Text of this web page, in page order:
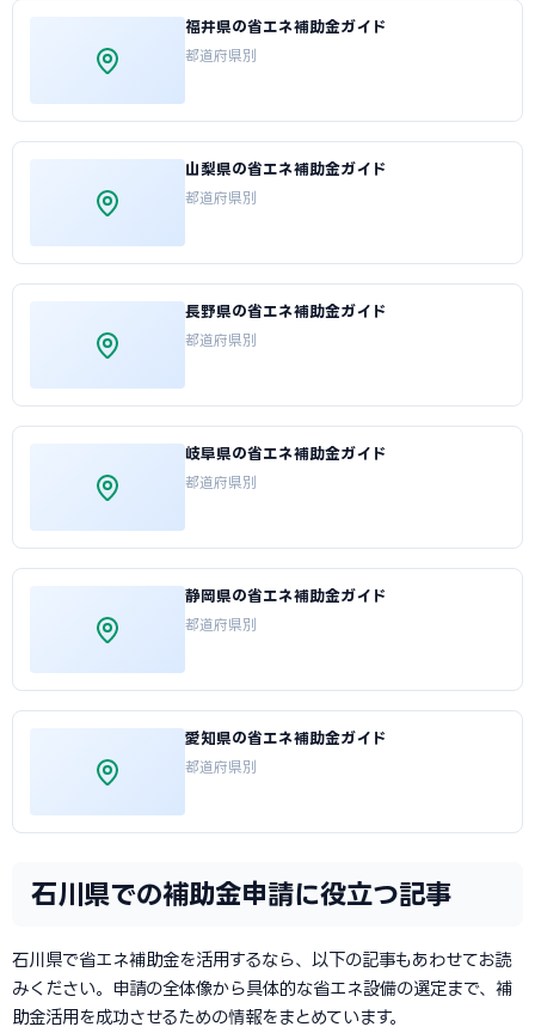
福井県の省エネ補助金ガイド
都道府県別
山梨県の省エネ補助金ガイド
都道府県別
長野県の省エネ補助金ガイド
都道府県別
岐阜県の省エネ補助金ガイド
都道府県別
静岡県の省エネ補助金ガイド
都道府県別
愛知県の省エネ補助金ガイド
都道府県別
石川県での補助金申請に役立つ記事
石川県で省エネ補助金を活用するなら、以下の記事もあわせてお読
みください。申請の全体像から具体的な省エネ設備の選定まで、補
助金活用を成功させるための情報をまとめています。